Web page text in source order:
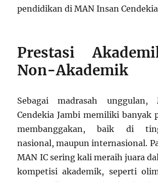
pendidikan di MAN Insan
Prestasi
Non-Akademik
Sebagai madrasah unggulan,
Cendekia Jambi memiliki banyak
membanggakan, baik di
nasional, maupun internasional.
MAN IC sering kali meraih juara
kompetisi akademik, seperti